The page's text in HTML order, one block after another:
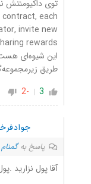
توی داکیومنتش
each
invite new
rewards.
این شیوه‌ای
طریق
3
-2
پاسخ بهگمنام
آقا پول نزارید